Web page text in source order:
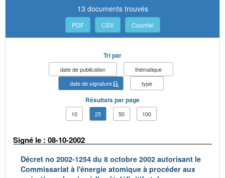
13 documents trouvés
PDF CSV Courriel
Tri par
date de publication
thématique
date de signature
type
Résultats par page
10 25 50 100
Signé le : 08-10-2002
Décret no 2002-1254 du 8 octobre 2002 autorisant le
Commissariat à l'énergie atomique à procéder aux